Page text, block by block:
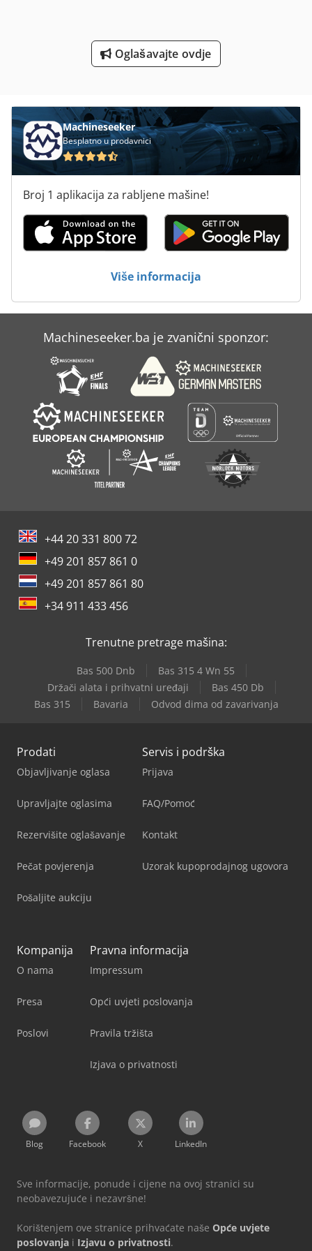
Univerzalni Stroj Za Bušenje
Oglašavajte ovdje
Machineseeker
Besplatno u prodavnici
Broj 1 aplikacija za rabljene mašine!
Više informacija
Machineseeker.ba je zvanični sponzor:
+44 20 331 800 72
+49 201 857 861 0
+49 201 857 861 80
+34 911 433 456
Trenutne pretrage mašina:
Bas 500 Dnb
Bas 315 4 Wn 55
Držači alata i prihvatni uređaji
Bas 450 Db
Bas 315
Bavaria Odvod dima od zavarivanja
Prodati
Objavljivanje oglasa
Upravljajte oglasima
Rezervišite oglašavanje
Pečat povjerenja
Pošaljite aukciju
Servis i podrška
Prijava
FAQ/Pomoć
Kontakt
Uzorak kupoprodajnog ugovora
Kompanija
O nama
Presa
Poslovi
Pravna informacija
Impressum
Opći uvjeti poslovanja
Pravila tržišta
Izjava o privatnosti
Blog Facebook X LinkedIn
Sve informacije, ponude i cijene na ovoj stranici su
neobavezujuće i nezavršne!
Korištenjem ove stranice prihvaćate naše Opće uvjete
poslovanja i Izjavu o privatnosti.